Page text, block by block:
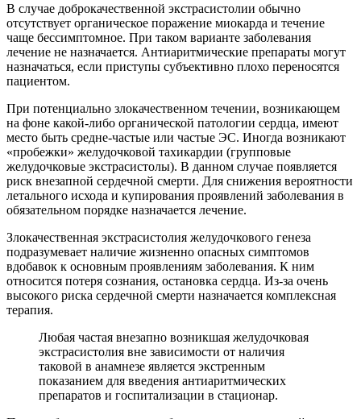
В случае доброкачественной экстрасистолии обычно
отсутствует органическое поражение миокарда и течение
чаще бессимптомное. При таком варианте заболевания
лечение не назначается. Антиаритмические препараты могут
назначаться, если приступы субъективно плохо переносятся
пациентом.
При потенциально злокачественном течении, возникающем
на фоне какой-либо органической патологии сердца, имеют
место быть средне-частые или частые ЭС. Иногда возникают
«пробежки» желудочковой тахикардии (групповые
желудочковые экстрасистолы). В данном случае появляется
риск внезапной сердечной смерти. Для снижения вероятности
летального исхода и купирования проявлений заболевания в
обязательном порядке назначается лечение.
Злокачественная экстрасистолия желудочкового генеза
подразумевает наличие жизненно опасных симптомов
вдобавок к основным проявлениям заболевания. К ним
относится потеря сознания, остановка сердца. Из-за очень
высокого риска сердечной смерти назначается комплексная
терапия.
Любая частая внезапно возникшая желудочковая
экстрасистолия вне зависимости от наличия
таковой в анамнезе является экстренным
показанием для введения антиаритмических
препаратов и госпитализации в стационар.